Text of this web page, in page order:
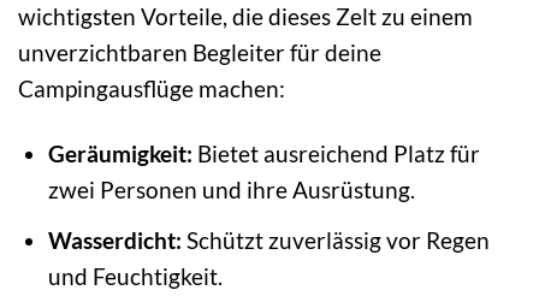
wichtigsten Vorteile, die dieses Zelt zu einem
unverzichtbaren Begleiter für deine
Campingausflüge machen:
Geräumigkeit: Bietet ausreichend Platz für
zwei Personen und ihre Ausrüstung.
Wasserdicht: Schützt zuverlässig vor Regen
und Feuchtigkeit.